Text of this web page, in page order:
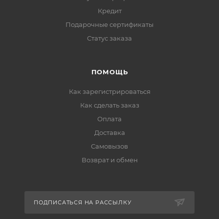
Кредит
Подарочные сертификаты
Статус заказа
ПОМОЩЬ
Как зарегистрироваться
Как сделать заказ
Оплата
Доставка
Самовызов
Возврат и обмен
ПОДПИСАТЬСЯ НА РАССЫЛКУ